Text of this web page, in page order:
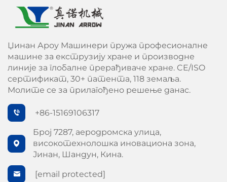
Џинан Ароу Машинери пружа професионалне
машине за екструзију хране и производне
линије за глобалне прерађиваче хране. CE/ISO
сертификат, 30+ патента, 118 земаља.
Молите се за прилагођено решење данас.
+86-15169106317
Број 7287, аеродромска улица,
високотехнолошка иновациона зона,
Јинан, Шандун, Кина.
[email protected]